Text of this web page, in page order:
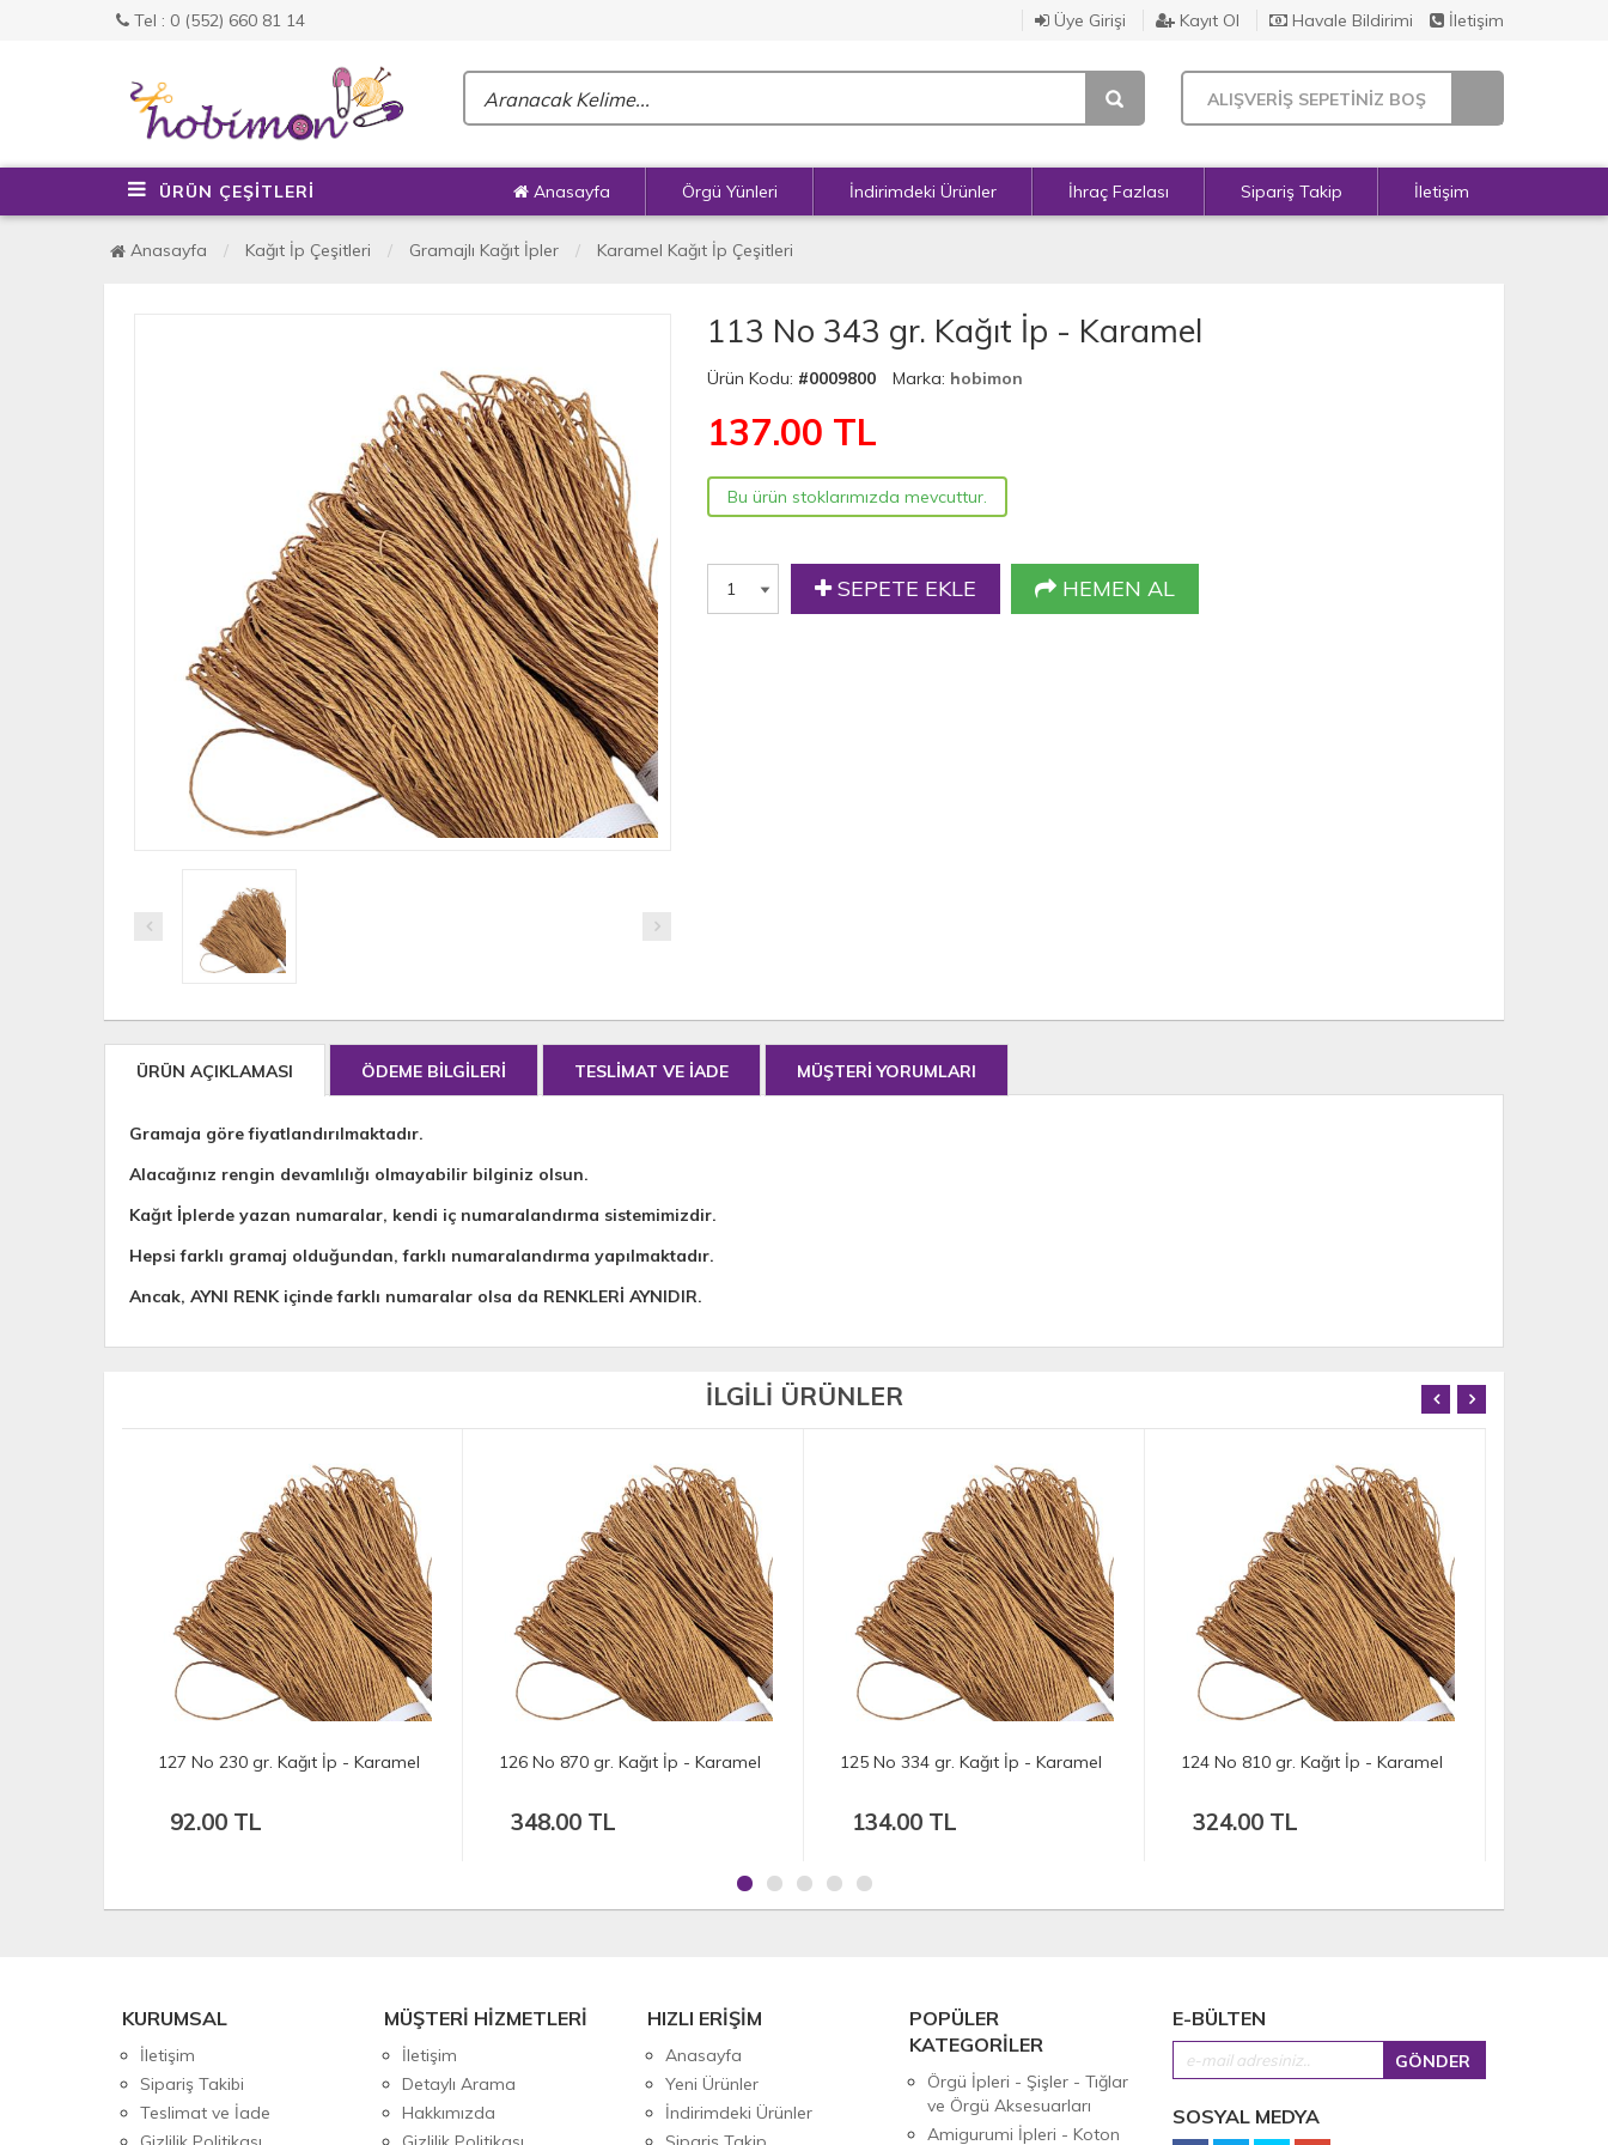
Tel : 0 (552) 660 81 14 Üye Girişi Kayıt Ol Havale Bildirimi İletişim
ALIŞVERİŞ SEPETİNİZ BOŞ
ÜRÜN ÇEŞİTLERİ Anasayfa Örgü Yünleri İndirimdeki Ürünler İhraç Fazlası Sipariş Takip İletişim
Anasayfa Kağıt İp Çeşitleri Gramajlı Kağıt İpler Karamel Kağıt İp Çeşitleri
113 No 343 gr. Kağıt İp - Karamel
Ürün Kodu: #0009800 Marka: hobimon
137.00 TL
Bu ürün stoklarımızda mevcuttur.
SEPETE EKLE HEMEN AL
ÜRÜN AÇIKLAMASI ÖDEME BİLGİLERİ TESLİMAT VE İADE MÜŞTERİ YORUMLARI
Gramaja göre fiyatlandırılmaktadır.
Alacağınız rengin devamlılığı olmayabilir bilginiz olsun.
Kağıt İplerde yazan numaralar, kendi iç numaralandırma sistemimizdir.
Hepsi farklı gramaj olduğundan, farklı numaralandırma yapılmaktadır.
Ancak, AYNI RENK içinde farklı numaralar olsa da RENKLERİ AYNIDIR.
İLGİLİ ÜRÜNLER
127 No 230 gr. Kağıt İp - Karamel
92.00 TL
126 No 870 gr. Kağıt İp - Karamel
348.00 TL
125 No 334 gr. Kağıt İp - Karamel
134.00 TL
124 No 810 gr. Kağıt İp - Karamel
324.00 TL
KURUMSAL
İletişim
Sipariş Takibi
Teslimat ve İade
MÜŞTERİ HİZMETLERİ
İletişim
Detaylı Arama
Hakkımızda
HIZLI ERİŞİM
Anasayfa
Yeni Ürünler
İndirimdeki Ürünler
POPÜLER
KATEGORİLER
Örgü İpleri - Şişler - Tığlar
ve Örgü Aksesuarları
Amigurumi İpleri - Koton
E-BÜLTEN
SOSYAL MEDYA